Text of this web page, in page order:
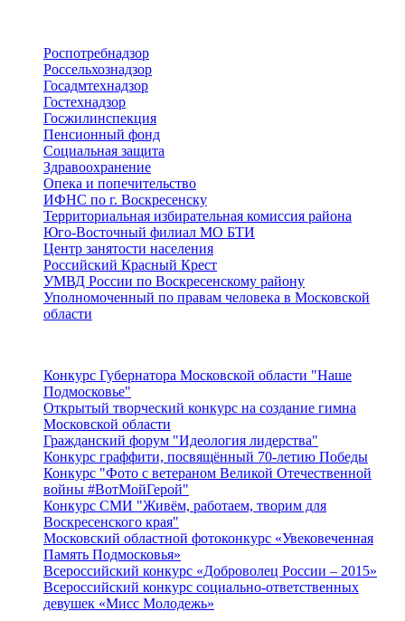
Роспотребнадзор
Россельхознадзор
Госадмтехнадзор
Гостехнадзор
Госжилинспекция
Пенсионный фонд
Социальная защита
Здравоохранение
Опека и попечительство
ИФНС по г. Воскресенску
Территориальная избирательная комиссия района
Юго-Восточный филиал МО БТИ
Центр занятости населения
Российский Красный Крест
УМВД России по Воскресенскому району
Уполномоченный по правам человека в Московской
области
Конкурс Губернатора Московской области "Наше
Подмосковье"
Открытый творческий конкурс на создание гимна
Московской области
Гражданский форум "Идеология лидерства"
Конкурс граффити, посвящённый 70-летию Победы
Конкурс "Фото с ветераном Великой Отечественной
войны #ВотМойГерой"
Конкурс СМИ "Живём, работаем, творим для
Воскресенского края"
Московский областной фотоконкурс «Увековеченная
Память Подмосковья»
Всероссийский конкурс «Доброволец России – 2015»
Всероссийский конкурс социально-ответственных
девушек «Мисс Молодежь»